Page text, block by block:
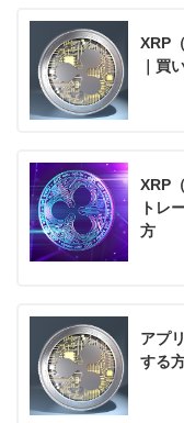
XRP
｜買
XRP
トレ
方
アプ
する